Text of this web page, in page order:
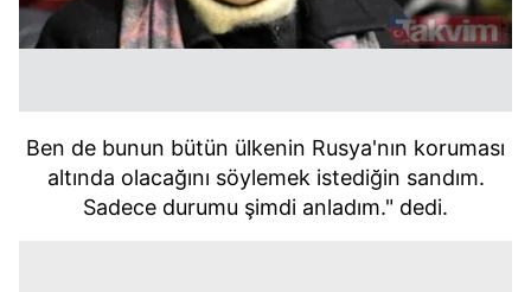
Ben de bunun bütün ülkenin Rusya'nın koruması
altında olacağını söylemek istediğin sandım.
Sadece durumu şimdi anladım." dedi.